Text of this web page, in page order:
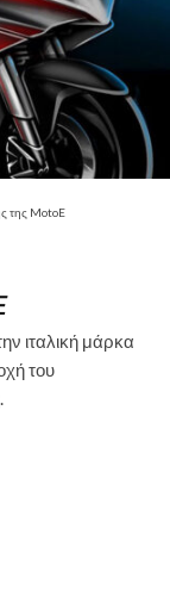
της MotoE
ιταλική μάρκα
του